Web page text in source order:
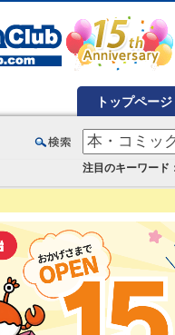
トップページ
注目のキーワード